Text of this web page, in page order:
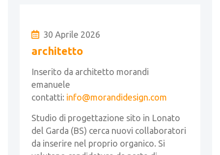
30 Aprile 2026
architetto
Inserito da architetto morandi
emanuele
contatti: info@morandidesign.com
Studio di progettazione sito in Lonato
del Garda (BS) cerca nuovi collaboratori
da inserire nel proprio organico. Si